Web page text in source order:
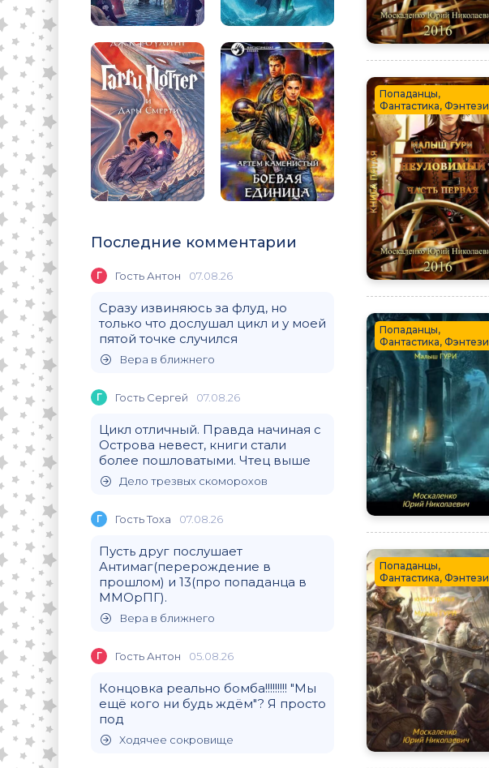
Последние комментарии
Г Гость Антон 07.08.26
Сразу извиняюсь за флуд, но
только что дослушал цикл и у моей
пятой точке случился
Вера в ближнего
Г Гость Сергей 07.08.26
Цикл отличный. Правда начиная с
Острова невест, книги стали
более пошловатыми. Чтец выше
Дело трезвых скоморохов
Г Гость Тоха 07.08.26
Пусть друг послушает
Антимаг(перерождение в
прошлом) и 13(про попаданца в
ММОрПГ).
Вера в ближнего
Г Гость Антон 05.08.26
Концовка реально бомба!!!!!!!!! "Мы
ещё кого ни будь ждём"? Я просто
под
Ходячее сокровище
Попаданцы,
Фантастика, Фэнтези
Попаданцы,
Фантастика, Фэнтези
Попаданцы,
Фантастика, Фэнтези